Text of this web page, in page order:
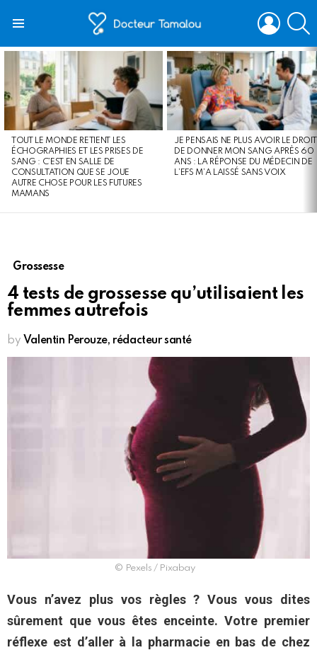
LOGIN
LATEST
STORIES
TOUT LE MONDE RETIENT LES
ÉCHOGRAPHIES ET LES PRISES DE
SANG : C’EST EN SALLE DE
CONSULTATION QUE SE JOUE
AUTRE CHOSE POUR LES FUTURES
MAMANS
JE PENSAIS NE PLUS AVOIR LE DROIT
DE DONNER MON SANG APRÈS 60
ANS : LA RÉPONSE DU MÉDECIN DE
L’EFS M’A LAISSÉ SANS VOIX
Grossesse
4 tests de grossesse qu’utilisaient les
femmes autrefois
by Valentin Perouze, rédacteur santé
©️ Pexels / Pixabay
Vous n’avez plus vos règles ? Vous vous dites
sûrement que vous êtes enceinte. Votre premier
réflexe est d’aller à la pharmacie en bas de chez